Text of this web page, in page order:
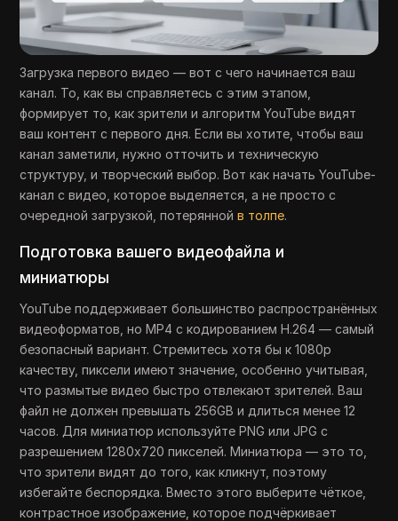
Загрузка первого видео — вот с чего начинается ваш
канал. То, как вы справляетесь с этим этапом,
формирует то, как зрители и алгоритм YouTube видят
ваш контент с первого дня. Если вы хотите, чтобы ваш
канал заметили, нужно отточить и техническую
структуру, и творческий выбор. Вот как начать YouTube-
канал с видео, которое выделяется, а не просто с
очередной загрузкой, потеряннойв толпе.
Подготовка вашего видеофайла и
миниатюры
YouTube поддерживает большинство распространённых
видеоформатов, но MP4 с кодированием H.264 — самый
безопасный вариант. Стремитесь хотя бы к 1080p
качеству, пиксели имеют значение, особенно учитывая,
что размытые видео быстро отвлекают зрителей. Ваш
файл не должен превышать 256GB и длиться менее 12
часов. Для миниатюр используйте PNG или JPG с
разрешением 1280x720 пикселей. Миниатюра — это то,
что зрители видят до того, как кликнут, поэтому
избегайте беспорядка. Вместо этого выберите чёткое,
контрастное изображение, которое подчёркивает